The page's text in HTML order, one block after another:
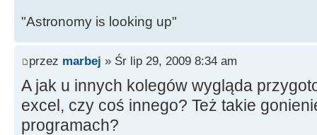
"Astronomy is looking up"
przez marbej » Śr lip 29, 2009 8:34 am
A jak u innych kolegów wygląda
excel, czy coś innego? Też takie
programach?